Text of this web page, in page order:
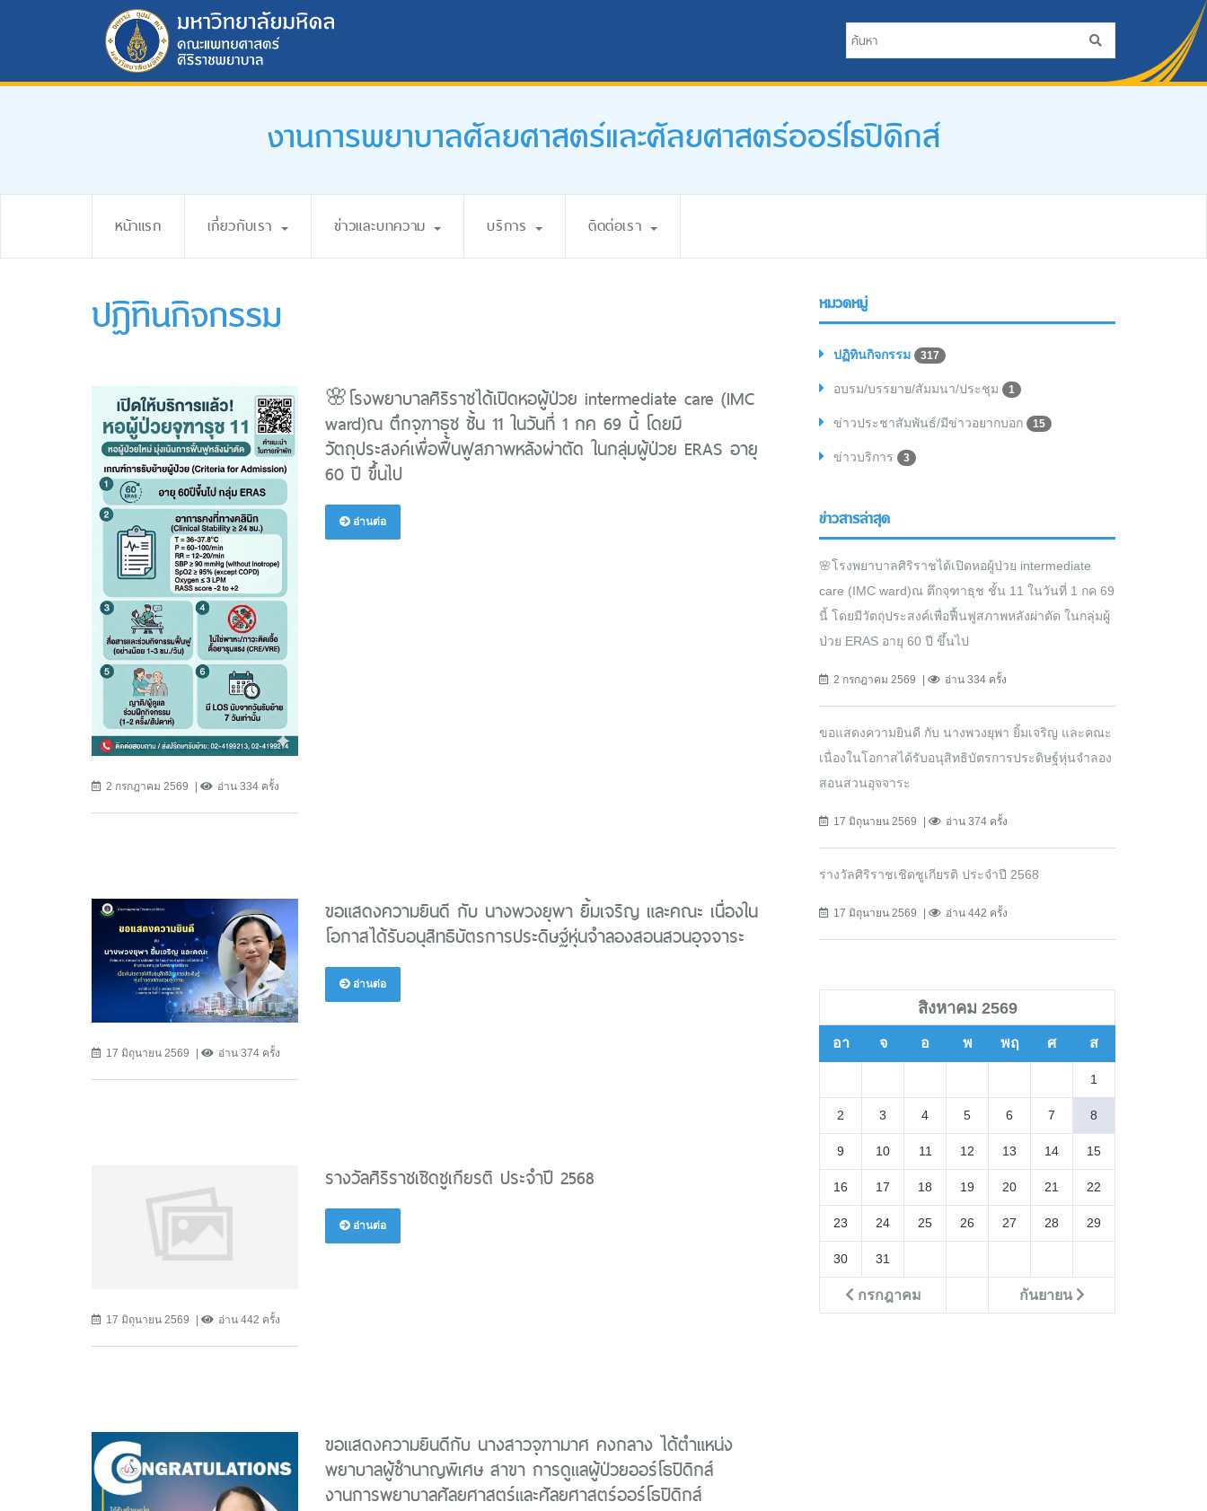
งานการพยาบาลศัลยศาสตร์และศัลยศาสตร์ออร์โธปิดิกส์
หน้าแรก เกี่ยวกับเรา ข่าวและบทความ บริการ ติดต่อเรา
ปฏิทินกิจกรรม
2 กรกฎาคม 2569 อ่าน 334 ครั้ง
🌸โรงพยาบาลศิริราชได้เปิดหอผู้ป่วย intermediate care (IMC
ward)ณ ตึกจุฑาธุช ชั้น 11 ในวันที่ 1 กค 69 นี้ โดยมี
วัตถุประสงค์เพื่อฟื้นฟูสภาพหลังผ่าตัด ในกลุ่มผู้ป่วย ERAS อายุ
60 ปี ขึ้นไป
อ่านต่อ
17 มิถุนายน 2569 อ่าน 374 ครั้ง
ขอแสดงความยินดี กับ นางพวงยุพา ยิ้มเจริญ และคณะ เนื่องใน
โอกาสได้รับอนุสิทธิบัตรการประดิษฐ์หุ่นจำลองสอนสวนอุจจาระ
อ่านต่อ
17 มิถุนายน 2569 อ่าน 442 ครั้ง
รางวัลศิริราชเชิดชูเกียรติ ประจำปี 2568
อ่านต่อ
ขอแสดงความยินดีกับ นางสาวจุฑามาศ คงกลาง ได้ตำแหน่ง
พยาบาลผู้ชำนาญพิเศษ สาขา การดูแลผู้ป่วยออร์โธปิดิกส์
งานการพยาบาลศัลยศาสตร์และศัลยศาสตร์ออร์โธปิดิกส์
หมวดหมู่
ปฏิทินกิจกรรม 317
อบรม/บรรยาย/สัมมนา/ประชุม 1
ข่าวประชาสัมพันธ์/มีข่าวอยากบอก 15
ข่าวบริการ 3
ข่าวสารล่าสุด
🌸โรงพยาบาลศิริราชได้เปิดหอผู้ป่วย intermediate
care (IMC ward)ณ ตึกจุฑาธุช ชั้น 11 ในวันที่ 1 กค 69
นี้ โดยมีวัตถุประสงค์เพื่อฟื้นฟูสภาพหลังผ่าตัด ในกลุ่มผู้
ป่วย ERAS อายุ 60 ปี ขึ้นไป
2 กรกฎาคม 2569 อ่าน 334 ครั้ง
ขอแสดงความยินดี กับ นางพวงยุพา ยิ้มเจริญ และคณะ
เนื่องในโอกาสได้รับอนุสิทธิบัตรการประดิษฐ์หุ่นจำลอง
สอนสวนอุจจาระ
17 มิถุนายน 2569 อ่าน 374 ครั้ง
รางวัลศิริราชเชิดชูเกียรติ ประจำปี 2568
17 มิถุนายน 2569 อ่าน 442 ครั้ง
สิงหาคม 2569
อา จ อ พ พฤ ศ ส
กรกฎาคม กันยายน
1
2 3 4 5 6 7 8
9 10 11 12 13 14 15
16 17 18 19 20 21 22
23 24 25 26 27 28 29
30 31